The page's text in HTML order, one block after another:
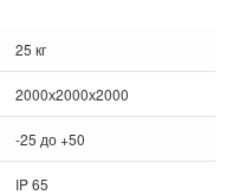
25 кг
2000х2000х2000
-25 до +50
IP 65